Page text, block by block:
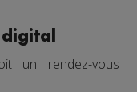
un rendez-vous